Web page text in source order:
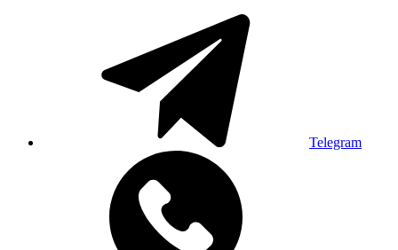
Telegram